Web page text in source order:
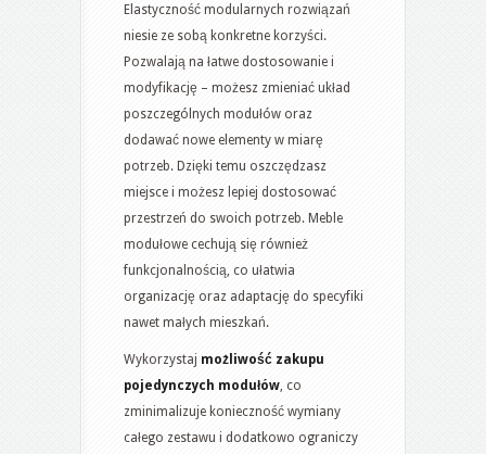
Elastyczność modularnych rozwiązań
niesie ze sobą konkretne korzyści.
Pozwalają na łatwe dostosowanie i
modyfikację – możesz zmieniać układ
poszczególnych modułów oraz
dodawać nowe elementy w miarę
potrzeb. Dzięki temu oszczędzasz
miejsce i możesz lepiej dostosować
przestrzeń do swoich potrzeb. Meble
modułowe cechują się również
funkcjonalnością, co ułatwia
organizację oraz adaptację do specyfiki
nawet małych mieszkań.
Wykorzystaj możliwość zakupu
pojedynczych modułów, co
zminimalizuje konieczność wymiany
całego zestawu i dodatkowo ograniczy